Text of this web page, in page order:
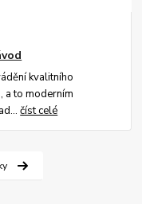
kvalitního
a to moderním
číst celé